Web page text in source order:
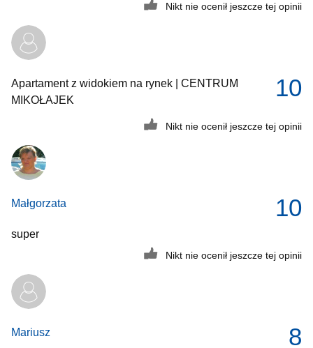
Nikt nie ocenił jeszcze tej opinii
10
Apartament z widokiem na rynek | CENTRUM
MIKOŁAJEK
Nikt nie ocenił jeszcze tej opinii
10
Małgorzata
super
Nikt nie ocenił jeszcze tej opinii
8
Mariusz